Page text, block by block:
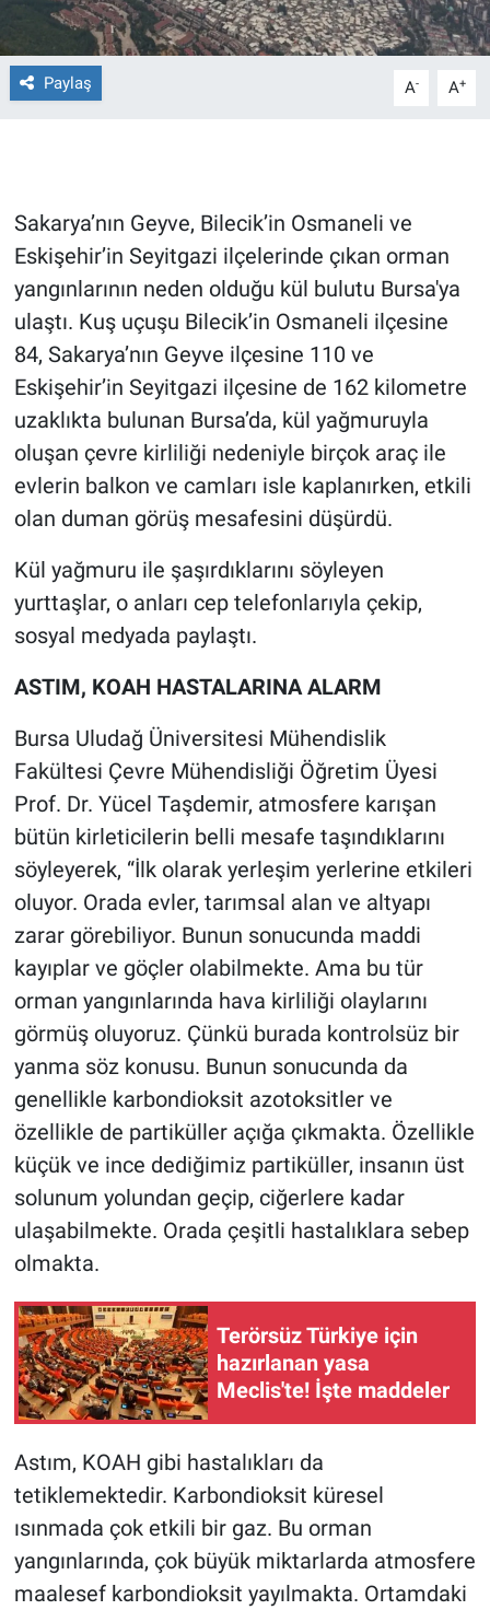
Paylaş A- A+
Sakarya’nın Geyve, Bilecik’in Osmaneli ve
Eskişehir’in Seyitgazi ilçelerinde çıkan orman
yangınlarının neden olduğu kül bulutu Bursa'ya
ulaştı. Kuş uçuşu Bilecik’in Osmaneli ilçesine
84, Sakarya’nın Geyve ilçesine 110 ve
Eskişehir’in Seyitgazi ilçesine de 162 kilometre
uzaklıkta bulunan Bursa’da, kül yağmuruyla
oluşan çevre kirliliği nedeniyle birçok araç ile
evlerin balkon ve camları isle kaplanırken, etkili
olan duman görüş mesafesini düşürdü.
Kül yağmuru ile şaşırdıklarını söyleyen
yurttaşlar, o anları cep telefonlarıyla çekip,
sosyal medyada paylaştı.
ASTIM, KOAH HASTALARINA ALARM
Bursa Uludağ Üniversitesi Mühendislik
Fakültesi Çevre Mühendisliği Öğretim Üyesi
Prof. Dr. Yücel Taşdemir, atmosfere karışan
bütün kirleticilerin belli mesafe taşındıklarını
söyleyerek, “İlk olarak yerleşim yerlerine etkileri
oluyor. Orada evler, tarımsal alan ve altyapı
zarar görebiliyor. Bunun sonucunda maddi
kayıplar ve göçler olabilmekte. Ama bu tür
orman yangınlarında hava kirliliği olaylarını
görmüş oluyoruz. Çünkü burada kontrolsüz bir
yanma söz konusu. Bunun sonucunda da
genellikle karbondioksit azotoksitler ve
özellikle de partiküller açığa çıkmakta. Özellikle
küçük ve ince dediğimiz partiküller, insanın üst
solunum yolundan geçip, ciğerlere kadar
ulaşabilmekte. Orada çeşitli hastalıklara sebep
olmakta.
Terörsüz Türkiye için
hazırlanan yasa
Meclis'te! İşte maddeler
Astım, KOAH gibi hastalıkları da
tetiklemektedir. Karbondioksit küresel
ısınmada çok etkili bir gaz. Bu orman
yangınlarında, çok büyük miktarlarda atmosfere
maalesef karbondioksit yayılmakta. Ortamdaki
Gün Başlıyor
Gün Bitiyor
Günün görüntüsü
Haber
İlan
Kimdir
Koronavirüs
Kültür Sanat
Ne demişti
Nedir
Popüler
Programlar
Sağlık
Spor
Teknoloji
Türkiye'nin Geleceği
Türkiye'nin Gündemi
Yerel Yaşam
Canlı Yayın